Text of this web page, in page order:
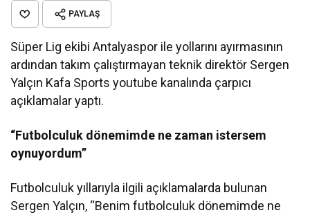
PAYLAŞ
Süper Lig ekibi Antalyaspor ile yollarını ayırmasının
ardından takım çalıştırmayan teknik direktör Sergen
Yalçın Kafa Sports youtube kanalında çarpıcı
açıklamalar yaptı.
“Futbolculuk dönemimde ne zaman istersem
oynuyordum”
Futbolculuk yıllarıyla ilgili açıklamalarda bulunan
Sergen Yalçın, “Benim futbolculuk dönemimde ne